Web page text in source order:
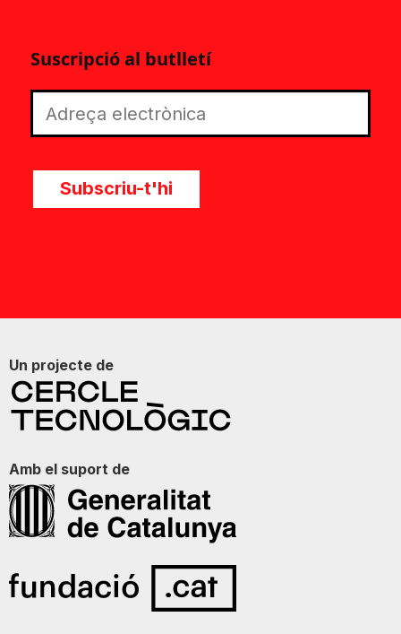
Suscripció al butlletí
Subscriu-t'hi
Un projecte de
Amb el suport de